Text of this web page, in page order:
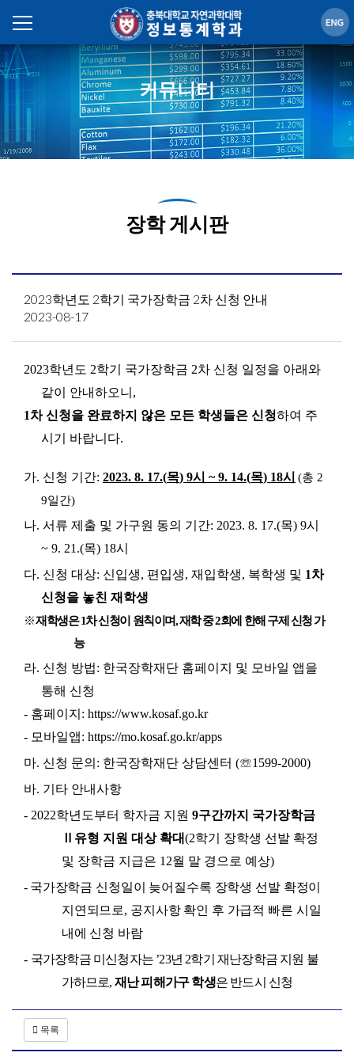
커뮤니티
장학 게시판
2023학년도 2학기 국가장학금 2차 신청 안내
2023-08-17
2023학년도 2학기 국가장학금 2차 신청 일정을 아래와
같이 안내하오니 ,
1차 신청을 완료하지 않은 모든 학생들은 신청하여 주
시기 바랍니다.
가. 신청 기간: 2023. 8. 17.(목) 9시 ~ 9. 14.(목) 18시 (총 2
9일간)
나. 서류 제출 및 가구원 동의 기간: 2023. 8. 17.(목) 9시
~ 9. 21.(목) 18시
다. 신청 대상: 신입생, 편입생, 재입학생, 복학생 및 1차
신청을 놓친 재학생
※재학생은1차 신청이 원칙이며,재학 중2회에 한해 구제 신청 가
능
라. 신청 방법: 한국장학재단 홈페이지 및 모바일 앱을
통해 신청
- 홈페이지 : https://www.kosaf.go.kr
- 모바일앱: https://mo.kosaf.go.kr/apps
마. 신청 문의 : 한국장학재단 상담센터 (☏1599-2000)
바. 기타 안내사항
- 2022학년도부터 학자금 지원 9구간까지 국가장학금
유형 지원 대상 확대(2학기 장학생 선발 확정
및 장학금 지급은 12월 말 경으로 예상)
- 국가장학금 신청일이 늦어질수록 장학생 선발 확정이
지연되므로, 공지사항 확인 후 가급적 빠른 시일
내에 신청 바람
- 국가장학금 미신청자는 ’23년 2학기 재난장학금 지원 불
가하므로, 재난 피해가구 학생은 반드시 신청
목록